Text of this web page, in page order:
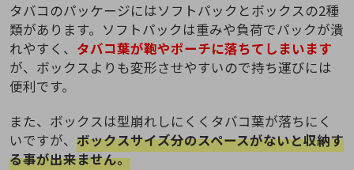
タバコのパッケージにはソフトパックとボックスの2種
類があります。ソフトパックは重みや負荷でパックが潰
れやすく、 タバコ葉が鞄やポーチに落ちてしまいます
が、ボックスよりも変形させやすいので持ち運びには
便利です。
また、ボックスは型崩れしにくくタバコ葉が落ちにく
いですが、 ボックスサイズ分のスペースがないと収納す
る事が出来ません。